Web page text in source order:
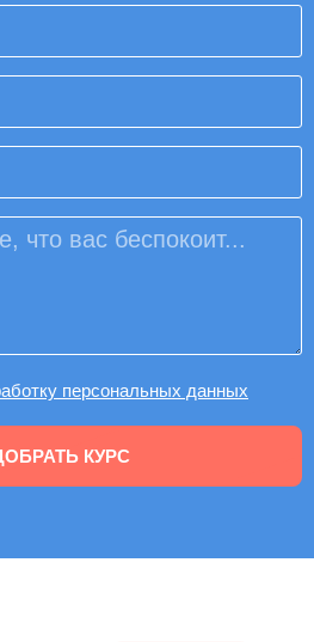
персональных данных
КУРС